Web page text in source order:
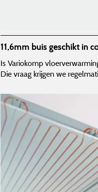
11,6mm buis geschikt in
Is Variokomp
Die vraag krijgen we